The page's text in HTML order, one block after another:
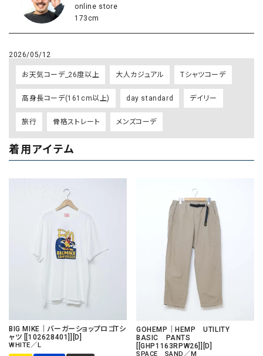
online store
173cm
2026/05/12
お天気コーデ_26度以上 大人カジュアル Tシャツコーデ
高身長コーデ(161cm以上) day standard デイリー
旅行 骨格ストレート メンズコーデ
着用アイテム
BIG MIKE｜バーガーショップロゴTシ
ャツ [[102628401]][D]
WHITE／L
GOHEMP｜HEMP UTILITY
BASIC PANTS
[[GHP1163RPW26]][D]
SPACE SAND／M